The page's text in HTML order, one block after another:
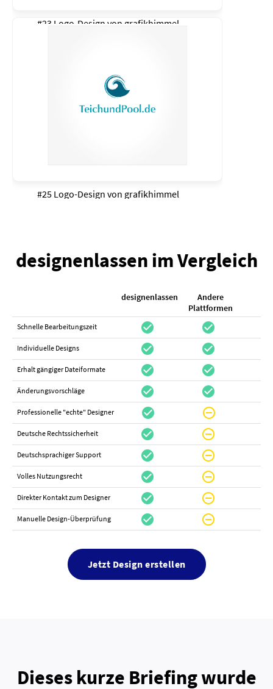
#23 Logo-Design von grafikhimmel
#25 Logo-Design von grafikhimmel
designenlassen im Vergleich
designenlassen
Andere
Plattformen
Schnelle Bearbeitungszeit check_circle check_circle
Individuelle Designs check_circle check_circle
Erhalt gängiger Dateiformate check_circle check_circle
Änderungsvorschläge check_circle check_circle
Professionelle "echte" Designer check_circle do_not_disturb_on
Deutsche Rechtssicherheit check_circle do_not_disturb_on
Deutschsprachiger Support check_circle do_not_disturb_on
Volles Nutzungsrecht check_circle do_not_disturb_on
Direkter Kontakt zum Designer check_circle do_not_disturb_on
Manuelle Design-Überprüfung check_circle do_not_disturb_on
Jetzt Design erstellen
Dieses kurze Briefing wurde